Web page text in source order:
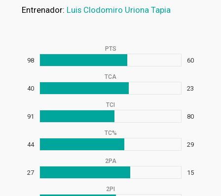
Entrenador: Luis Clodomiro Uriona Tapia
PTS
98 60
TCA
40 23
TCI
91 80
TC%
44 29
2PA
27 15
2PI